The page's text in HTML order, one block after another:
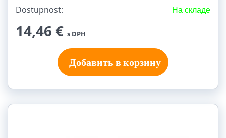
Dostupnost: На складе
14,46 € s DPH
Добавить в корзину